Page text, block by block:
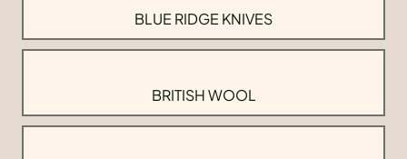
BLUE RIDGE KNIVES
BRITISH WOOL